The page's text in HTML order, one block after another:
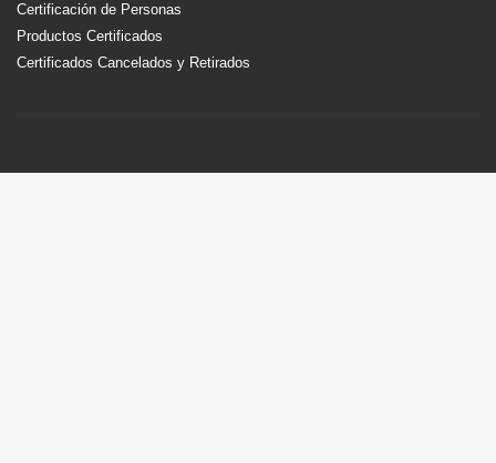
Certificación de Personas
Productos Certificados
Certificados Cancelados y Retirados